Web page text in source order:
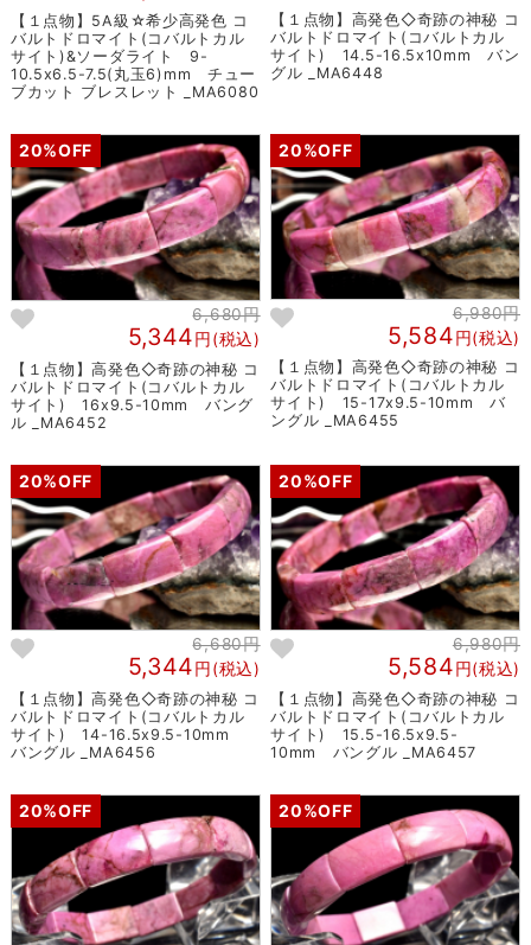
【１点物】5A級☆希少高発色 コ
バルトドロマイト(コバルトカル
サイト)&ソーダライト 9-
10.5x6.5-7.5(丸玉6)mm チュー
ブカット ブレスレット _MA6080
【１点物】高発色◇奇跡の神秘 コ
バルトドロマイト(コバルトカル
サイト) 14.5-16.5x10mm バン
グル _MA6448
20%OFF
6,680円
5,344円(税込)
【１点物】高発色◇奇跡の神秘 コ
バルトドロマイト(コバルトカル
サイト) 16x9.5-10mm バング
ル _MA6452
20%OFF
6,980円
5,584円(税込)
【１点物】高発色◇奇跡の神秘 コ
バルトドロマイト(コバルトカル
サイト) 15-17x9.5-10mm バ
ングル _MA6455
20%OFF
6,680円
5,344円(税込)
【１点物】高発色◇奇跡の神秘 コ
バルトドロマイト(コバルトカル
サイト) 14-16.5x9.5-10mm
バングル _MA6456
20%OFF
6,980円
5,584円(税込)
【１点物】高発色◇奇跡の神秘 コ
バルトドロマイト(コバルトカル
サイト) 15.5-16.5x9.5-
10mm バングル _MA6457
20%OFF 20%OFF